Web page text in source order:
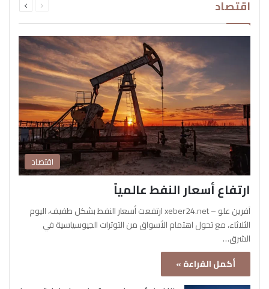
اقتصاد الصفحةالصفحة
اقتصاد
ارتفاع أسعار النفط عالمياً
آفرين علو – xeber24.net ارتفعت أسعار النفط بشكل طفيف، اليوم
الثلاثاء، مع تحول اهتمام الأسواق من التوترات الجيوسياسية في
الشرق…
أكمل القراءة »